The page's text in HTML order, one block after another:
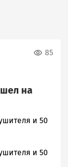
85
на
и 50
и 50